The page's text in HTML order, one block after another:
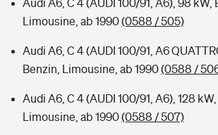
Kinderunfall-Check: Mehr Sicherheit für deine
Typklassen: So ist Ihr Auto eingestuft
Audi A6, C 4 (AUDI 100/91, A6), 98 kW,
Limousine, ab 1990(0588 / 505)
Audi A6, C 4 (AUDI 100/91, A6
Benzin, Limousine, ab 1990(0588 /
Audi A6, C 4 (AUDI 100/91, A6), 128 kW,
Limousine, ab 1990(0588 / 507)